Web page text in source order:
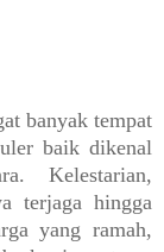
banyak tempat
baik dikenal
Kelestarian,
terjaga hingga
yang ramah,